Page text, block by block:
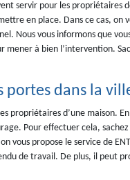
servir pour les propriétaires
en place. Dans ce cas, on
Nous vous informons que
mener à bien l’intervention.
portes dans la
propriétaires d’une maison.
Pour effectuer cela,
vous propose le service de
de travail. De plus, il peut